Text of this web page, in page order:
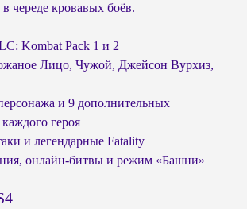
череде кровавых боёв.
Kombat Pack 1 и 2
Лицо, Чужой, Джейсон Вурхиз,
и 9 дополнительных
героя
и легендарные Fatality
онлайн-битвы и режим «Башни»